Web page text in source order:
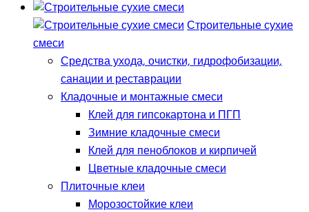
Строительные сухие
смеси
Средства ухода, очистки, гидрофобизации,
санации и реставрации
Кладочные и монтажные смеси
Клей для гипсокартона и ПГП
Зимние кладочные смеси
Клей для пеноблоков и кирпичей
Цветные кладочные смеси
Плиточные клеи
Морозостойкие клеи